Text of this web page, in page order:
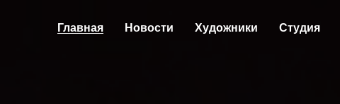
Главная Новости Художники Студия